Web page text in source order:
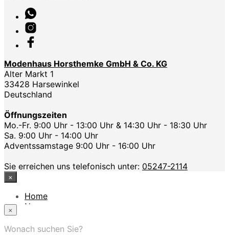
Modenhaus Horsthemke GmbH & Co. KG
Alter Markt 1
33428 Harsewinkel
Deutschland
Öffnungszeiten
Mo.-Fr. 9:00 Uhr - 13:00 Uhr & 14:30 Uhr - 18:30 Uhr
Sa. 9:00 Uhr - 14:00 Uhr
Adventssamstage 9:00 Uhr - 16:00 Uhr
Sie erreichen uns telefonisch unter: 05247-2114
×
Home
News
App
×
Wonach suchen Sie?